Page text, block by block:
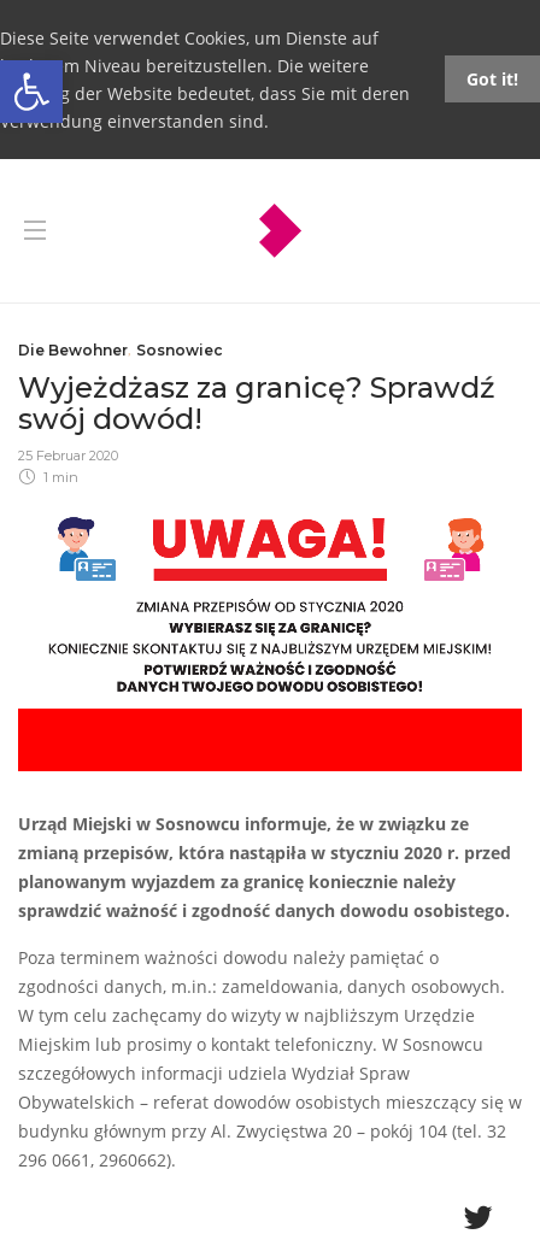
Open toolbar
Diese Seite verwendet Cookies, um Dienste auf
höchstem Niveau bereitzustellen. Die weitere
Nutzung der Website bedeutet, dass Sie mit deren
Verwendung einverstanden sind.
Got it!
Die Bewohner, Sosnowiec
Wyjeżdżasz za granicę? Sprawdź
swój dowód!
25 Februar 2020
1 min
Urząd Miejski w Sosnowcu informuje, że w związku ze
zmianą przepisów, która nastąpiła w styczniu 2020 r. przed
planowanym wyjazdem za granicę koniecznie należy
sprawdzić ważność i zgodność danych dowodu osobistego.
Poza terminem ważności dowodu należy pamiętać o
zgodności danych, m.in.: zameldowania, danych osobowych.
W tym celu zachęcamy do wizyty w najbliższym Urzędzie
Miejskim lub prosimy o kontakt telefoniczny. W Sosnowcu
szczegółowych informacji udziela Wydział Spraw
Obywatelskich – referat dowodów osobistych mieszczący się w
budynku głównym przy Al. Zwycięstwa 20 – pokój 104 (tel. 32
296 0661, 2960662).